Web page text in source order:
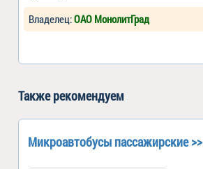
Владелец:ОАО МонолитГрад
Также рекомендуем
Микроавтобусы пассажирские >>